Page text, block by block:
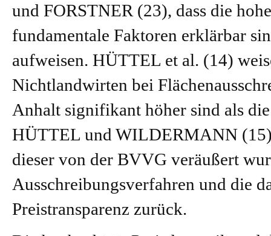
und FORSTNER (23), dass die
fundamentale Faktoren erklärbar
aufweisen. HÜTTEL et al. (14)
Nichtlandwirten bei
Anhalt signifikant höher sind als
HÜTTEL und WILDERMANN
dieser von der BVVG veräußert
Ausschreibungsverfahren und die
Preistransparenz zurück.